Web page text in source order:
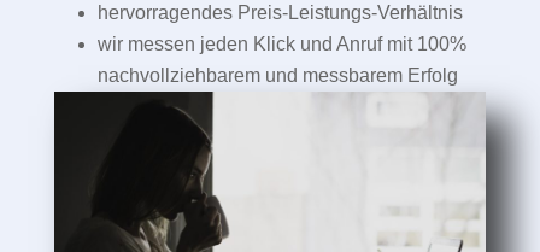
hervorragendes Preis-Leistungs-Verhältnis
wir messen jeden Klick und Anruf mit 100%
nachvollziehbarem und messbarem Erfolg